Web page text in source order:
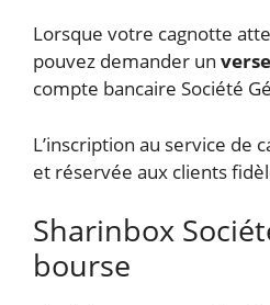
Lorsque votre cagnotte
pouvez demander un
compte bancaire Société
L’inscription au service de
et réservée aux clients
Sharinbox
bourse